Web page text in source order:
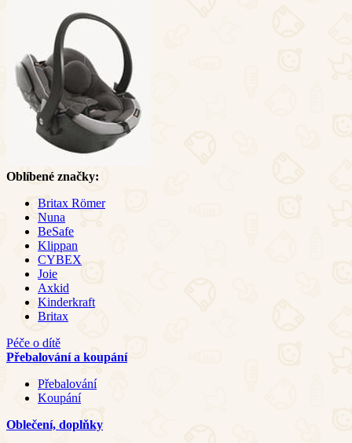
Oblíbené značky:
Britax Römer
Nuna
BeSafe
Klippan
CYBEX
Joie
Axkid
Kinderkraft
Britax
Péče o dítě
Přebalování a koupání
Přebalování
Koupání
Oblečení, doplňky